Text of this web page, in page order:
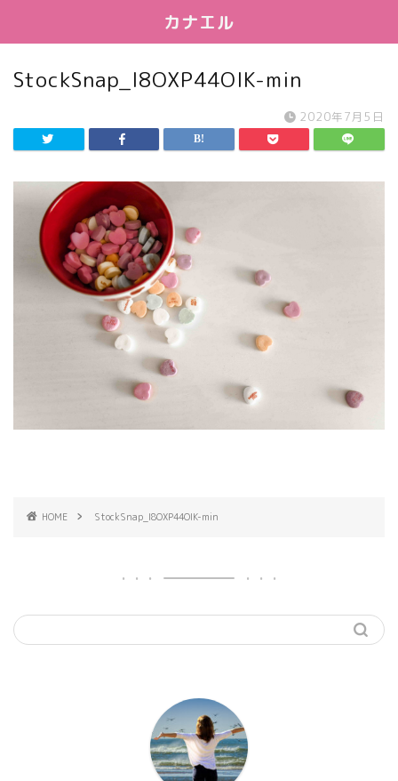
カナエル
StockSnap_I8OXP44OIK-min
2020年7月5日
HOME StockSnap_I8OXP44OIK-min